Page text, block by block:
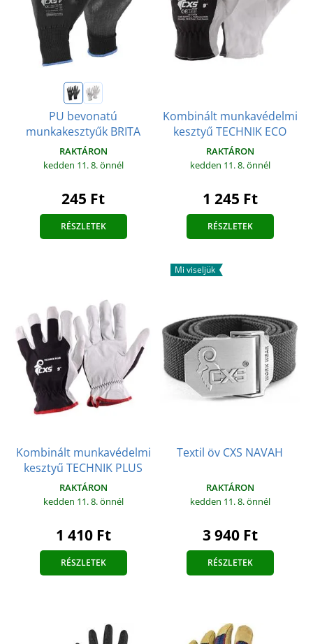
PU bevonatú
munkakesztyűk BRITA
RAKTÁRON
kedden 11. 8.önnél
245 Ft
RÉSZLETEK
Kombinált munkavédelmi
kesztyű TECHNIK ECO
RAKTÁRON
kedden 11. 8.önnél
1 245 Ft
RÉSZLETEK
Kombinált munkavédelmi
kesztyű TECHNIK PLUS
RAKTÁRON
kedden 11. 8.önnél
1 410 Ft
RÉSZLETEK
Mi viseljük
Textil öv CXS NAVAH
RAKTÁRON
kedden 11. 8.önnél
3 940 Ft
RÉSZLETEK